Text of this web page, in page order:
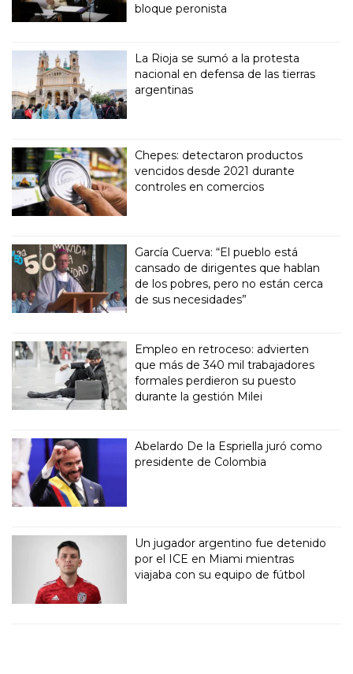
bloque peronista
La Rioja se sumó a la protesta
nacional en defensa de las tierras
argentinas
Chepes: detectaron productos
vencidos desde 2021 durante
controles en comercios
García Cuerva: “El pueblo está
cansado de dirigentes que hablan
de los pobres, pero no están cerca
de sus necesidades”
Empleo en retroceso: advierten
que más de 340 mil trabajadores
formales perdieron su puesto
durante la gestión Milei
Abelardo De la Espriella juró como
presidente de Colombia
Un jugador argentino fue detenido
por el ICE en Miami mientras
viajaba con su equipo de fútbol